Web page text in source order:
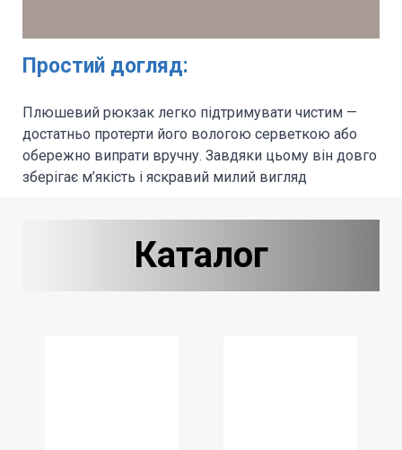
Простий догляд:
Плюшевий рюкзак легко підтримувати чистим —
достатньо протерти його вологою серветкою або
обережно випрати вручну. Завдяки цьому він довго
зберігає м’якість і яскравий милий вигляд
Каталог